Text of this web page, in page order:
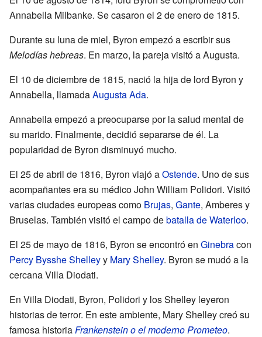
Annabella Milbanke. Se casaron el 2 de enero de 1815.
Durante su luna de miel, Byron empezó a escribir sus
Melodías hebreas. En marzo, la pareja visitó a Augusta.
El 10 de diciembre de 1815, nació la hija de lord Byron y
Annabella, llamadaAugusta Ada.
Annabella empezó a preocuparse por la salud mental de
su marido. Finalmente, decidió separarse de él. La
popularidad de Byron disminuyó mucho.
El 25 de abril de 1816, Byron viajó aOstende. Uno de sus
acompañantes era su médico John William Polidori. Visitó
varias ciudades europeas como Brujas, Gante, Amberes y
Bruselas. También visitó el campo debatalla de Waterloo.
El 25 de mayo de 1816, Byron se encontró en Ginebracon
Percy Bysshe Shelleyy Mary Shelley. Byron se mudó a la
cercana Villa Diodati.
En Villa Diodati, Byron, Polidori y los Shelley leyeron
historias de terror. En este ambiente, Mary Shelley creó su
famosa historia Frankenstein o el moderno Prometeo.